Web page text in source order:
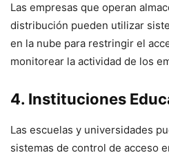
Las empresas que operan
distribución pueden utilizar
en la nube para restringir el
monitorear la actividad de los
4. Instituciones
Las escuelas y universidades
sistemas de control de acceso